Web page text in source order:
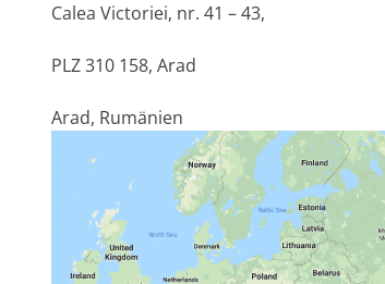
Calea Victoriei, nr. 41 – 43,
PLZ 310 158, Arad
Arad, Rumänien